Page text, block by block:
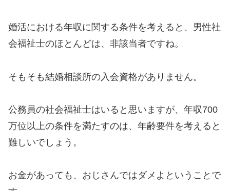
婚活における年収に関する条件を考えると、男性社
会福祉士のほとんどは、非該当者ですね。
そもそも結婚相談所の入会資格がありません。
公務員の社会福祉士はいると思いますが、年収700
万位以上の条件を満たすのは、年齢要件を考えると
難しいでしょう。
お金があっても、おじさんではダメよということで